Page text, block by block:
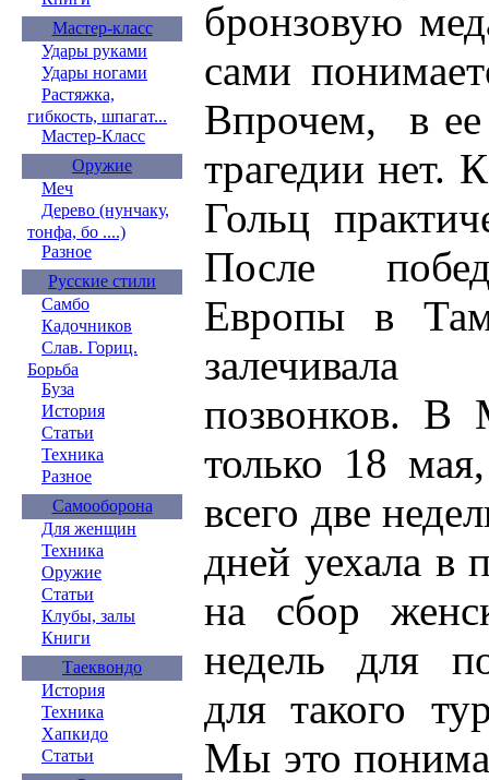
Мастер-класс
Удары руками
Удары ногами
Растяжка,
гибкость, шпагат...
Мастер-Класс
Оружие
Меч
Дерево (нунчаку,
тонфа, бо ....)
Разное
Русские стили
Самбо
Кадочников
Слав. Гориц.
Борьба
Буза
История
Статьи
Техника
Разное
Самооборона
Для женщин
Техника
Оружие
Статьи
Клубы, залы
Книги
Таеквондо
История
Техника
Хапкидо
Статьи
бронзовую
сами
Впрочем, в ее
трагедии нет.
Гольц
После
Европы в
позвонков. В
только 18
всего две
дней уехала в
на сбор
недель для
для такого
Мы это